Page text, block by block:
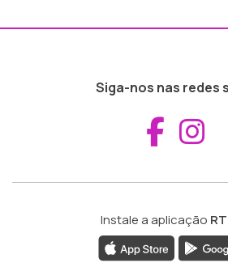
Siga-nos nas redes
Instale a aplicação